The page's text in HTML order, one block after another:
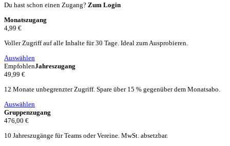
Du hast schon einen Zugang? Zum Login
Monatszugang
4,99 €
Voller Zugriff auf alle Inhalte für 30 Tage. Ideal zum Ausprobieren.
Auswählen
EmpfohlenJahreszugang
49,99 €
12 Monate unbegrenzter Zugriff. Spare über 15 % gegenüber dem Monatsabo.
Auswählen
Gruppenzugang
476,00 €
10 Jahreszugänge für Teams oder Vereine. MwSt. absetzbar.